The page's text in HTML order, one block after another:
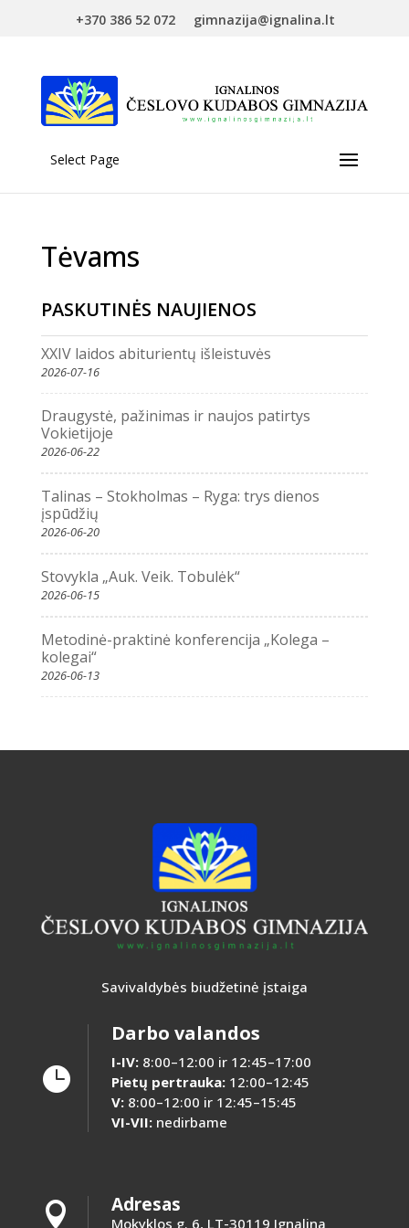
+370 386 52 072 gimnazija@ignalina.lt
Select Page
Tėvams
PASKUTINĖS NAUJIENOS
XXIV laidos abiturientų išleistuvės
2026-07-16
Draugystė, pažinimas ir naujos patirtys
Vokietijoje
2026-06-22
Talinas – Stokholmas – Ryga: trys dienos
įspūdžių
2026-06-20
Stovykla „Auk. Veik. Tobulėk“
2026-06-15
Metodinė-praktinė konferencija „Kolega –
kolegai“
2026-06-13
Savivaldybės biudžetinė įstaiga

Darbo valandos
I-IV:8:00–12:00 ir 12:45–17:00
Pietų pertrauka:12:00–12:45
V:8:00–12:00 ir 12:45–15:45
VI-VII:nedirbame
 Adresas
Mokyklos g. 6, LT-30119 Ignalina